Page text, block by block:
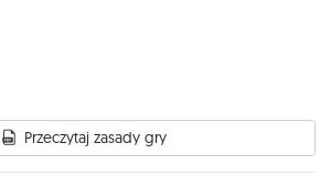
Przeczytaj zasady gry